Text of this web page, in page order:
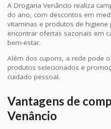
A Drogaria Venâncio realiza
do ano, com descontos em
vitaminas e produtos de
encontrar ofertas sazonais em
bem-estar.
Além dos cupons, a rede pode
produtos selecionados e
cuidado pessoal.
Vantagens de
Venâncio